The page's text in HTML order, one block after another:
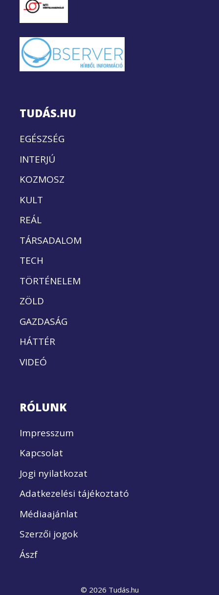
TUDÁS.HU
EGÉSZSÉG
INTERJÚ
KOZMOSZ
KULT
REÁL
TÁRSADALOM
TECH
TÖRTÉNELEM
ZÖLD
GAZDASÁG
HÁTTÉR
VIDEÓ
RÓLUNK
Impresszum
Kapcsolat
Jogi nyilatkozat
Adatkezelési tájékoztató
Médiaajánlat
Szerzői jogok
Ászf
© 2026 Tudás.hu